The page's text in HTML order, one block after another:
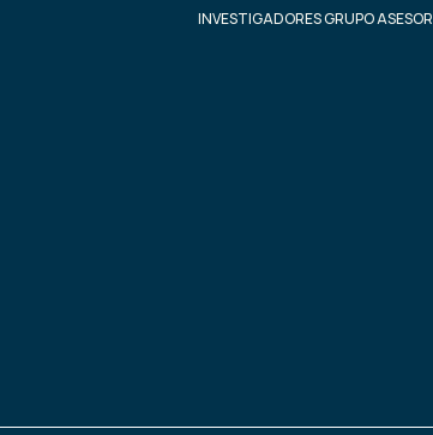
INVESTIGADORES GRUPO ASESOR